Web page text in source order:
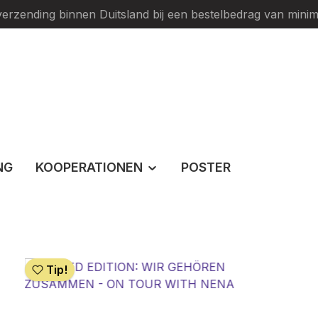
binnen Duitsland bij een bestelbedrag van
KOOPERATIONEN POSTER
Tip!